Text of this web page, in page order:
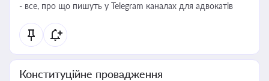
- все, про що пишуть у Telegram каналах для адвокатів
Конституційне провадження